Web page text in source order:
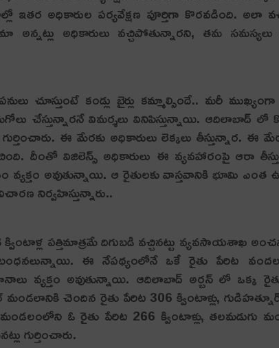
ఇతర అధికారుల పర్యవేక్షణ పూర్తిగా కొరవడింది.
అధికారులు వచ్చిపోతున్నారని, తమ సమస్యలు
చూస్తుంటే కండ్లు బైర్లు క‌మ్మాల్సిందే.. మ‌రీ ముఖ్యంగా
చేస్తున్నార‌నే విమ‌ర్శ‌లు వినిపిస్తున్నాయి. ఆదిలాబాద్
గుర్తించారు. ఈ మేర‌కు అధికారులు లెక్క‌లు తీస్తున్నార‌. ఈ
దీంతో విజిలెన్స్ అధికారులు ఈ వ్య‌వహారంపై ఆరా
వ్య‌క్తం అవుతున్నాయి. ఆ రైతుల‌కు వాస్తవానికి భూమి ఎంత
నిర్వ‌హిస్తున్నారు..
పత్తిమాత్రమే దిగుబడి వచ్చినట్టు వ్యవసాయశాఖ
ఈ నేప‌థ్యంలోనే ఒకే రైతు పేరిట
వ్య‌క్తం అవుతున్నాయి. ఆదిలాబాద్ అర్బన్ లో ఒక్క
చెందిన రైతు పేరిట 306 క్వింటాళ్లు,
మండలంలోని ఓ రైతు పేరిట 266 క్వింటాళ్లు, తలమడుగు
గుర్తించారు.